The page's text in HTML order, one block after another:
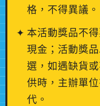
格，不得異議。
本活動獎品不
現金；活動獎
選，如遇缺貨
供時，主辦單
代。